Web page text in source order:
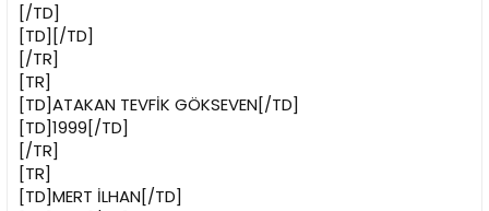
[/TD]
[TD][/TD]
[/TR]
[TR]
[TD]ATAKAN TEVFİK GÖKSEVEN[/TD]
[TD]1999[/TD]
[/TR]
[TR]
[TD]MERT İLHAN[/TD]